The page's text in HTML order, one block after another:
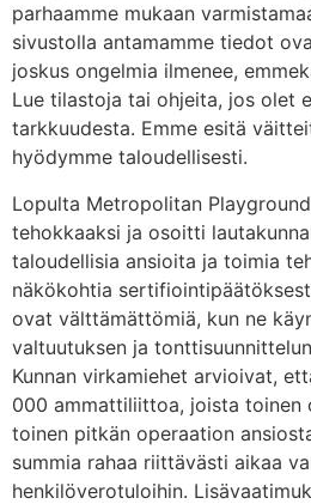
parhaamme mukaan
sivustolla antamamme tiedot
joskus ongelmia ilmenee,
Lue tilastoja tai ohjeita, jos olet
tarkkuudesta. Emme esitä
hyödymme taloudellisesti.
Lopulta Metropolitan
tehokkaaksi ja osoitti
taloudellisia ansioita ja toimia
näkökohtia
ovat välttämättömiä, kun ne
valtuutuksen ja
Kunnan virkamiehet arvioivat,
000 ammattiliittoa, joista toinen
toinen pitkän operaation
summia rahaa riittävästi aikaa
henkilöverotuloihin.